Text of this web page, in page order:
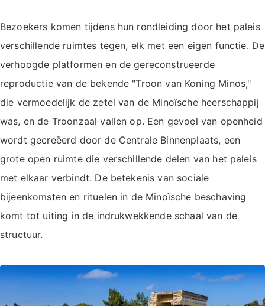
Bezoekers komen tijdens hun rondleiding door het paleis
verschillende ruimtes tegen, elk met een eigen functie. De
verhoogde platformen en de gereconstrueerde
reproductie van de bekende "Troon van Koning Minos,"
die vermoedelijk de zetel van de Minoïsche heerschappij
was, en de Troonzaal vallen op. Een gevoel van openheid
wordt gecreëerd door de Centrale Binnenplaats, een
grote open ruimte die verschillende delen van het paleis
met elkaar verbindt. De betekenis van sociale
bijeenkomsten en rituelen in de Minoïsche beschaving
komt tot uiting in de indrukwekkende schaal van de
structuur.